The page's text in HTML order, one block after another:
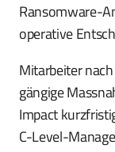
Ransomware-
operative
Mitarbeiter
gängige
Impact
C-Level-